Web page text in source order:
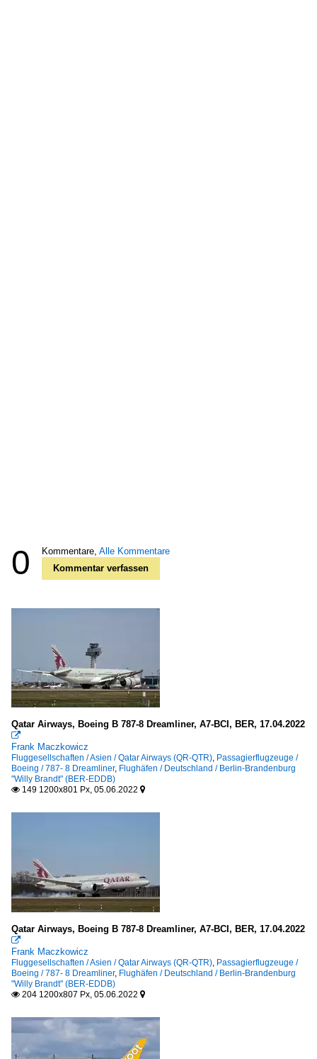
0 Kommentare, Alle Kommentare
Kommentar verfassen
Qatar Airways, Boeing B 787-8 Dreamliner, A7-BCI, BER, 17.04.2022

Frank Maczkowicz
Fluggesellschaften / Asien / Qatar Airways (QR-QTR), Passagierflugzeuge /
Boeing / 787- 8 Dreamliner, Flughäfen / Deutschland / Berlin-Brandenburg
"Willy Brandt" (BER-EDDB)
 149 1200x801 Px, 05.06.2022 
Qatar Airways, Boeing B 787-8 Dreamliner, A7-BCI, BER, 17.04.2022

Frank Maczkowicz
Fluggesellschaften / Asien / Qatar Airways (QR-QTR), Passagierflugzeuge /
Boeing / 787- 8 Dreamliner, Flughäfen / Deutschland / Berlin-Brandenburg
"Willy Brandt" (BER-EDDB)
 204 1200x807 Px, 05.06.2022 